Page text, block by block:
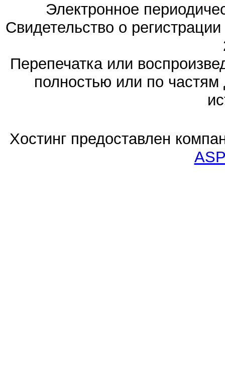
Электронное
Свидетельство о
Перепечатка или
полностью или по частям
Хостинг предоставлен